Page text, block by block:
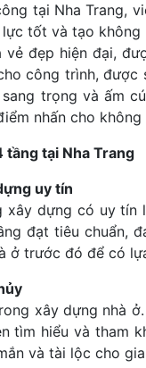
tại Nha Trang,
tốt và tạo
đẹp hiện đại,
công trình,
trọng và ấm
nhấn cho không
tầng tại Nha Trang
uy tín
dựng có uy tín
đạt tiêu chuẩn,
ở trước đó để có
xây dựng nhà
tìm hiểu và tham
và tài lộc cho